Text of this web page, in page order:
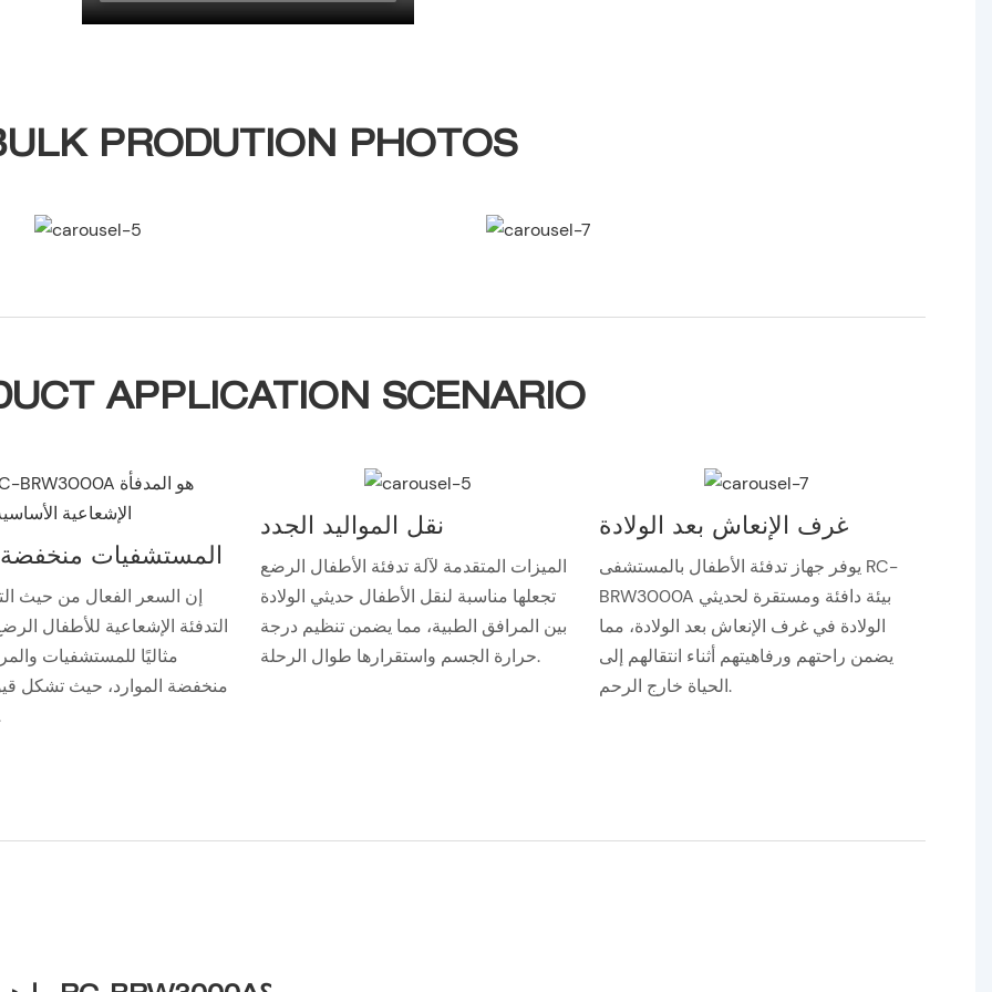
PRODUTION PHOTOS
APPLICATION SCENARIO
المستشفيات منخفضة
إن السعر الفعال من حيث
التدفئة الإشعاعية للأطفال
مثاليًا للمستشفيات
منخفضة الموارد، حيث تشكل
نقل المواليد الجدد
الميزات المتقدمة لآلة تدفئة الأطفال الرضع
تجعلها مناسبة لنقل الأطفال حديثي الولادة
بين المرافق الطبية، مما يضمن تنظيم درجة
حرارة الجسم واستقرارها طوال الرحلة.
غرف الإنعاش بعد الولادة
يوفر جهاز تدفئة الأطفال بالمستشفى RC-
BRW3000A بيئة دافئة ومستقرة لحديثي
الولادة في غرف الإنعاش بعد الولادة، مما
يضمن راحتهم ورفاهيتهم أثناء انتقالهم إلى
الحياة خارج الرحم.